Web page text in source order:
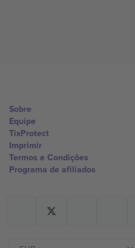
Sobre
Equipe
TixProtect
Imprimir
Termos e Condições
Programa de afiliados